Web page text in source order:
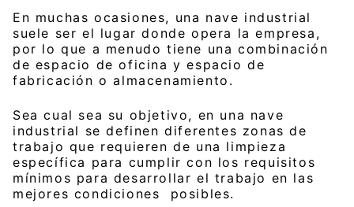
En muchas ocasiones, una nave industrial
suele ser el lugar donde opera la empresa,
por lo que a menudo tiene una combinación
de espacio de oficina y espacio de
fabricación o almacenamiento.
Sea cual sea su objetivo, en una nave
industrial se definen diferentes zonas de
trabajo que requieren de una limpieza
específica para cumplir con los requisitos
mínimos para desarrollar el trabajo en las
mejores condiciones posibles.